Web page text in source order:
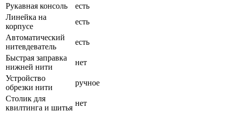
Рукавная консоль
есть
Линейка на
корпусе
есть
Автоматический
нитевдеватель
есть
Быстрая заправка
нижней нити
нет
Устройство
обрезки нити
ручное
Столик для
квилтинга и шитья
нет